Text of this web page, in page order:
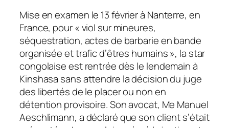
Mise en examen le 13 février à Nanterre, en
France, pour « viol sur mineures,
séquestration, actes de barbarie en bande
organisée et trafic d’êtres humains », la star
congolaise est rentrée dès le lendemain à
Kinshasa sans attendre la décision du juge
des libertés de le placer ou non en
détention provisoire. Son avocat, Me Manuel
Aeschlimann, a déclaré que son client s’était